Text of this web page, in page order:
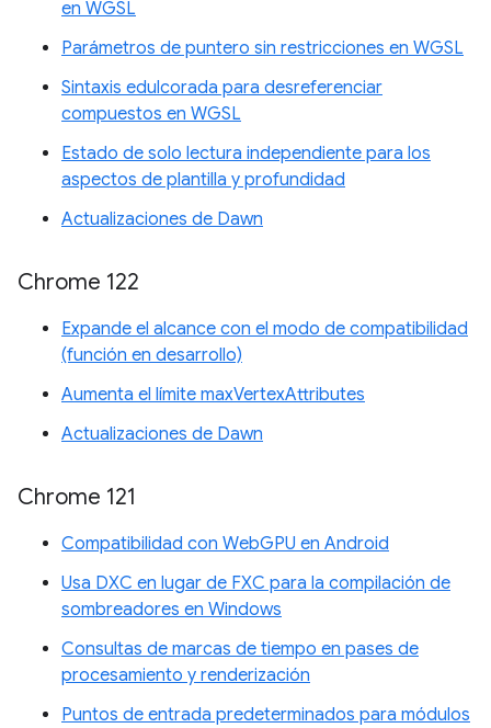
en WGSL
Parámetros de puntero sin restricciones en WGSL
Sintaxis edulcorada para desreferenciar
compuestos en WGSL
Estado de solo lectura independiente para los
aspectos de plantilla y profundidad
Actualizaciones de Dawn
Chrome 122
Expande el alcance con el modo de compatibilidad
(función en desarrollo)
Aumenta el límite maxVertexAttributes
Actualizaciones de Dawn
Chrome 121
Compatibilidad con WebGPU en Android
Usa DXC en lugar de FXC para la compilación de
sombreadores en Windows
Consultas de marcas de tiempo en pases de
procesamiento y renderización
Puntos de entrada predeterminados para módulos